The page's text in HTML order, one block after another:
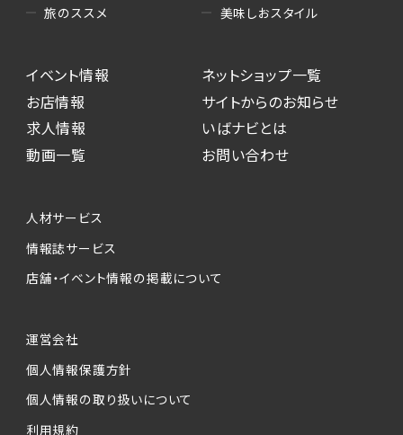
旅のススメ
美味しおスタイル
イベント情報
お店情報
求人情報
動画一覧
ネットショップ一覧
サイトからのお知らせ
いばナビとは
お問い合わせ
人材サービス
情報誌サービス
店舗・イベント情報の掲載について
運営会社
個人情報保護方針
個人情報の取り扱いについて
利用規約